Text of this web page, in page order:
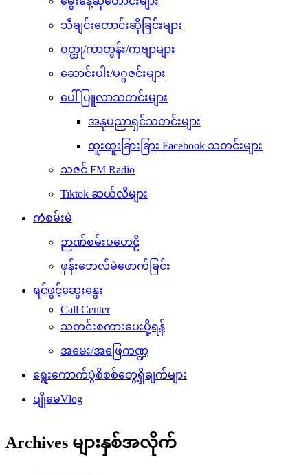
သီချင်းတောင်းဆိုခြင်းများ
ဝတ္ထု/ကာတွန်း/ကဗျာများ
ဆောင်းပါး/မဂ္ဂဇင်းများ
ပေါ်ပြူလာသတင်းများ
အနုပညာရှင်သတင်းများ
ထူးထူးခြားခြား Facebook သတင်းများ
သဇင် FM Radio
Tiktok ဆယ်လီများ
ကံစမ်းမဲ
ဉာဏ်စမ်းပဟေဠိ
ဖုန်းဘေလ်မဲဖောက်ခြင်း
ရင်ဖွင့်ဆွေးနွေး
Call Center
သတင်းစကားပေးပို့ရန်
အမေး/အဖြေကဏ္ဍ
ရွေးကောက်ပွဲစိစစ်တွေ့ရှိချက်များ
ပျိုမေVlog
Archives များနှစ်အလိုက်